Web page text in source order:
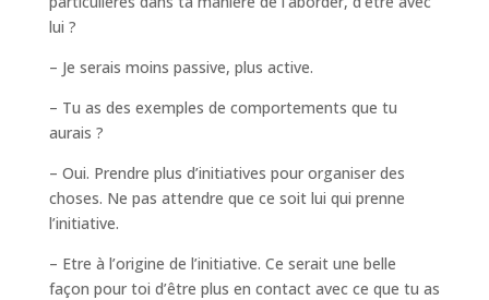
lui ?
– Je serais moins passive, plus active.
– Tu as des exemples de comportements que tu
aurais ?
– Oui. Prendre plus d’initiatives pour organiser des
choses. Ne pas attendre que ce soit lui qui prenne
l’initiative.
– Etre à l’origine de l’initiative. Ce serait une belle
façon pour toi d’être plus en contact avec ce que tu as